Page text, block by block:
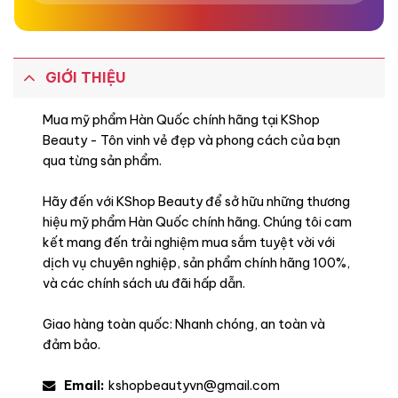
Khuyên dùng
GIỚI THIỆU
Mua mỹ phẩm Hàn Quốc chính hãng tại KShop
Beauty - Tôn vinh vẻ đẹp và phong cách của bạn
qua từng sản phẩm.
Hãy đến với KShop Beauty để sở hữu những thương
hiệu mỹ phẩm Hàn Quốc chính hãng. Chúng tôi cam
kết mang đến trải nghiệm mua sắm tuyệt vời với
dịch vụ chuyên nghiệp, sản phẩm chính hãng 100%,
và các chính sách ưu đãi hấp dẫn.
Giao hàng toàn quốc: Nhanh chóng, an toàn và
đảm bảo.
Email: kshopbeautyvn@gmail.com